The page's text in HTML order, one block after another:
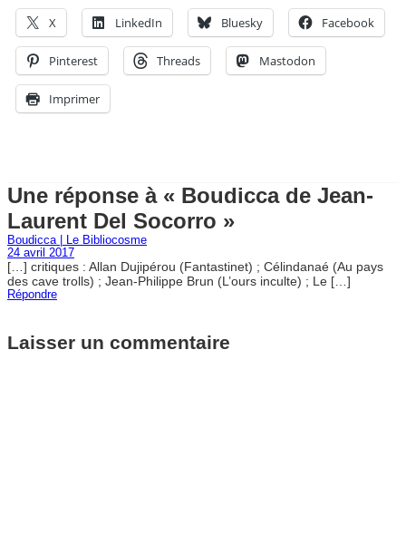
X LinkedIn Bluesky Facebook
Pinterest Threads Mastodon
Imprimer
Une réponse à « Boudicca de Jean-
Laurent Del Socorro »
Boudicca | Le Bibliocosme
24 avril 2017
[…] critiques : Allan Dujipérou (Fantastinet) ; Célindanaé (Au pays
des cave trolls) ; Jean-Philippe Brun (L’ours inculte) ; Le […]
Répondre
Laisser un commentaire